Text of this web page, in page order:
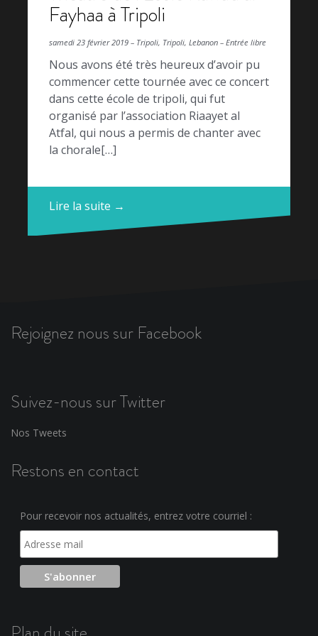
Fayhaa à Tripoli
samedi 23 février 2019 – Tripoli, Tripoli, Lebanon – Entrée libre
Nous avons été très heureux d’avoir pu
commencer cette tournée avec ce concert
dans cette école de tripoli, qui fut
organisé par l’association Riaayet al
Atfal, qui nous a permis de chanter avec
la chorale[…]
Lire la suite →
Rejoignez nous sur Facebook
Suivez-nous sur Twitter
Nos Tweets
Restons en contact
Pour recevoir nos actualités, entrez votre courriel :